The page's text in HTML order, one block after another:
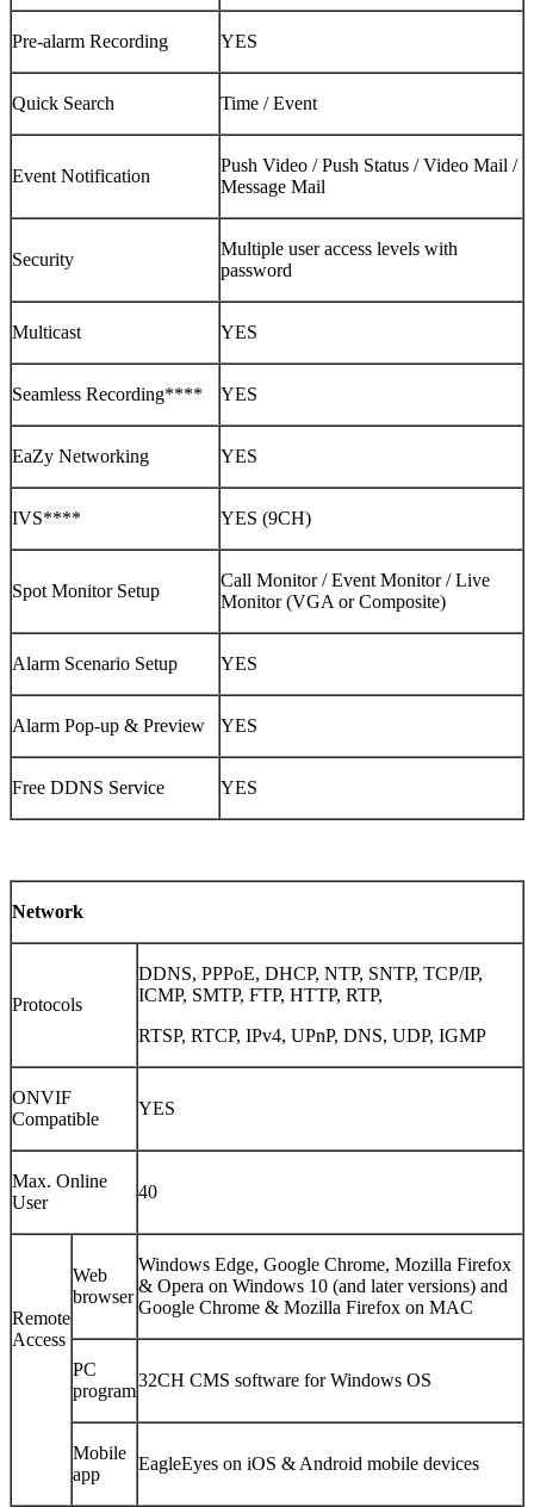
Pre-alarm Recording YES
Quick Search Time / Event
Event Notification
Push Video / Push Status / Video Mail /
Message Mail
Security
Multiple user access levels with
password
Multicast YES
Seamless Recording**** YES
EaZy Networking YES
IVS**** YES (9CH)
Spot Monitor Setup
Call Monitor / Event Monitor / Live
Monitor (VGA or Composite)
Alarm Scenario Setup YES
Alarm Pop-up & Preview YES
Free DDNS Service YES
Network
Protocols
DDNS, PPPoE, DHCP, NTP, SNTP, TCP/IP,
ICMP, SMTP, FTP, HTTP, RTP,
RTSP, RTCP, IPv4, UPnP, DNS, UDP, IGMP
ONVIF
Compatible
YES
Max. Online
User
40
Remote
Access
Web
browser
Windows Edge, Google Chrome, Mozilla Firefox
& Opera on Windows 10 (and later versions) and
Google Chrome & Mozilla Firefox on MAC
PC
program
32CH CMS software for Windows OS
Mobile
app
EagleEyes on iOS & Android mobile devices